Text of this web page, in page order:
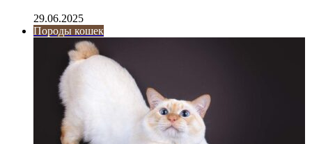
29.06.2025
Породы кошек